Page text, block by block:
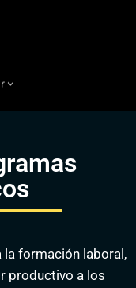
la formación laboral,
productivo a los